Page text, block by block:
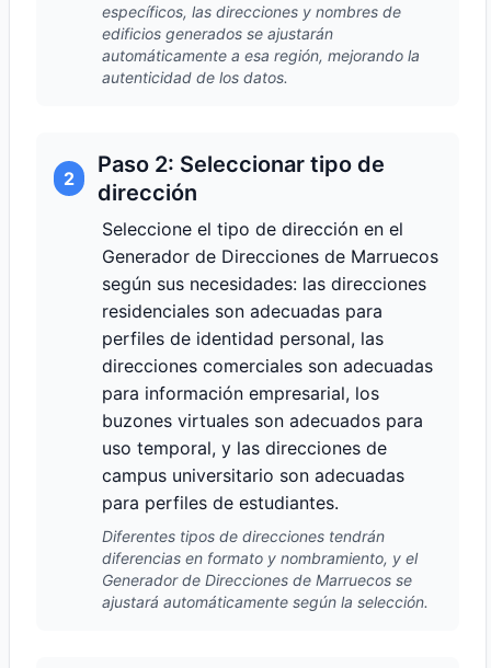
específicos, las direcciones y nombres de
edificios generados se ajustarán
automáticamente a esa región, mejorando la
autenticidad de los datos.
2
Paso 2: Seleccionar tipo de
dirección
Seleccione el tipo de dirección en el
Generador de Direcciones de Marruecos
según sus necesidades: las direcciones
residenciales son adecuadas para
perfiles de identidad personal, las
direcciones comerciales son adecuadas
para información empresarial, los
buzones virtuales son adecuados para
uso temporal, y las direcciones de
campus universitario son adecuadas
para perfiles de estudiantes.
Diferentes tipos de direcciones tendrán
diferencias en formato y nombramiento, y el
Generador de Direcciones de Marruecos se
ajustará automáticamente según la selección.